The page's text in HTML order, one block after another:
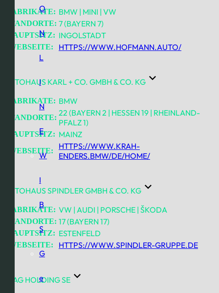
O
N
L
I
N
E
W
I
B
S
G
e
FABRIKATE: BMW | MINI | VW
STANDORTE: 7 (BAYERN 7)
HAUPTSITZ: INGOLSTADT
WEBSEITE: HTTPS://WWW.HOFMANN.AUTO/
AUTOHAUS KARL + CO. GMBH & CO. KG
FABRIKATE: BMW
STANDORTE: 22 (BAYERN 2 | HESSEN 19 | RHEINLAND-
PFALZ 1)
HAUPTSITZ: MAINZ
WEBSEITE:
HTTPS://WWW.KRAH-
ENDERS.BMW/DE/HOME/
AUTOHAUS SPINDLER GMBH & CO. KG
FABRIKATE: VW | AUDI | PORSCHE | ŠKODA
STANDORTE: 17 (BAYERN 17)
HAUPTSITZ: ESTENFELD
WEBSEITE: HTTPS://WWW.SPINDLER-GRUPPE.DE
AVAG HOLDING SE